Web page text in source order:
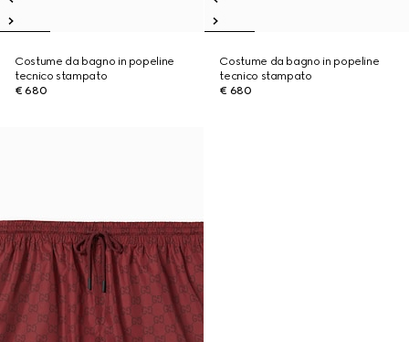
Costume da bagno in popeline
tecnico stampato
€ 680
Costume da bagno in popeline
tecnico stampato
€ 680